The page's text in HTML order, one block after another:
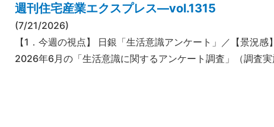
週刊住宅産業エクスプレス―vol.1315
(7/21/2026)
【1．今週の視点】 日銀「生活意識アンケート」／【景
2026年6月の「生活意識に関するアンケート調査」（調査